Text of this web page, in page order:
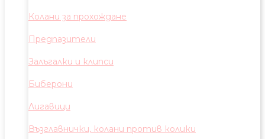
Колани за прохождане
Предпазители
Залъгалки и клипси
Биберони
Лигавици
Възглавнички, колани против колики